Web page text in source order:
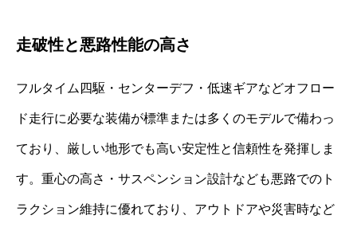
走破性と悪路性能の高さ
フルタイム四駆・センターデフ・低速ギアなどオフロー
ド走行に必要な装備が標準または多くのモデルで備わっ
ており、厳しい地形でも高い安定性と信頼性を発揮しま
す。重心の高さ・サスペンション設計なども悪路でのト
ラクション維持に優れており、アウトドアや災害時など